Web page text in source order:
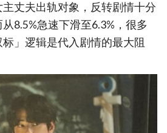
丈夫出轨对象，反转剧情十分
8.5%急速下滑至6.3%，很多
」逻辑是代入剧情的最大阻